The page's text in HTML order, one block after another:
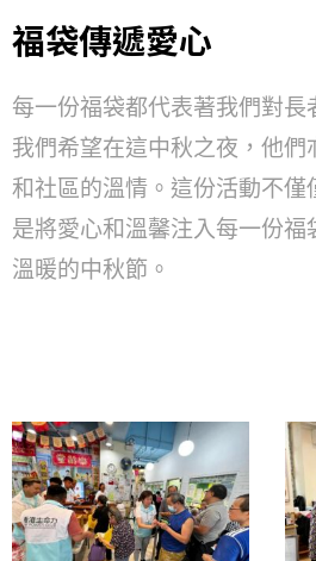
福袋傳遞愛心
每一份福袋都代表著我們對長
我們希望在這中秋之夜，他
和社區的溫情。這份活動不僅
是將愛心和溫馨注入每一份
溫暖的中秋節。